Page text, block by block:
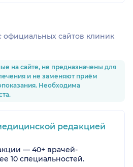
сайтов клиник
на сайте, не предназначены для
и не заменяют приём
Необходима
редакцией
— 40+ врачей-
10 специальностей.